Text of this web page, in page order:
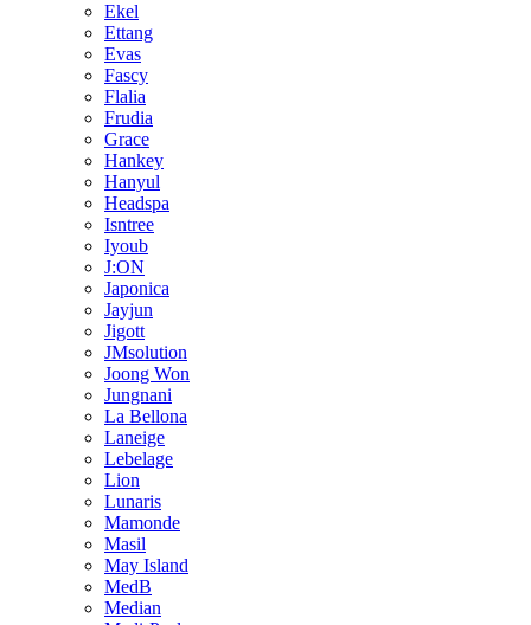
Ekel
Ettang
Evas
Fascy
Flalia
Frudia
Grace
Hankey
Hanyul
Headspa
Isntree
Iyoub
J:ON
Japonica
Jayjun
Jigott
JMsolution
Joong Won
Jungnani
La Bellona
Laneige
Lebelage
Lion
Lunaris
Mamonde
Masil
May Island
MedB
Median